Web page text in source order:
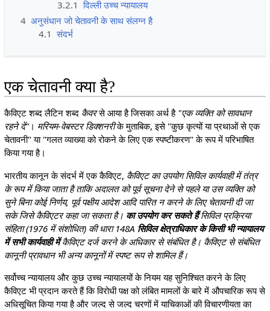
3.2.1 दिल्ली उच्च न्यायालय
4 अनुसंधान जो चेतावनी के साथ संलग्न है
4.1 संदर्भ
एक चेतावनी क्या है?
कैविएट शब्द लैटिन शब्द कैवरसे आया है जिसका अर्थ है "एक व्यक्ति को सावधान
रहने दें"। मरियम-वेबस्टर डिक्शनरीके मुताबिक, इसे "कुछ कृत्यों या प्रथाओं से एक
चेतावनी" या "गलत व्याख्या को रोकने के लिए एक स्पष्टीकरण" के रूप में परिभाषित
किया गया है।
भारतीय कानून के संदर्भ में एक कैविएट, कैविएट का उपयोग सिविल कार्यवाही में तंत्र
के रूप में किया जाता है ताकि अदालत को पूर्व सूचना देने से पहले या उस व्यक्ति को
सुने बिना कोई निर्णय, पूर्व पक्षीय आदेश आदि पारित न करने के लिए चेतावनी दी जा
सके जिसे कैविएटर कहा जा सकता है। का उपयोग कर सकते हैंसिविल प्रक्रिया
संहिता (1976 में संशोधित) की धारा 148A सिविल क्षेत्राधिकार के किसी भी न्यायालय
में सभी कार्यवाही मेंकैविएट दर्ज करने के अधिकार से संबंधित है। कैविएट से संबंधित
कानूनी प्रावधान भी अन्य कानूनों में स्पष्ट रूप से शामिल हैं।
सर्वोच्च न्यायालय और कुछ उच्च न्यायालयों के नियम यह सुनिश्चित करने के लिए
कैविएट भी प्रदान करते हैं कि विरोधी पक्ष को लंबित मामलों के बारे में औपचारिक रूप से
अधिसूचित किया गया है और जल्द से जल्द चरणों में याचिकाओं की विचारणीयता का